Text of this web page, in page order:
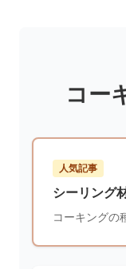
コー
人気記事
シーリング
コーキングの